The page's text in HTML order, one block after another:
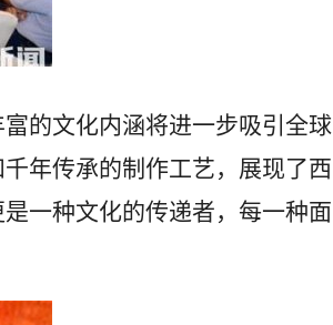
的文化内涵将进一步吸引全球
年传承的制作工艺，展现了西
一种文化的传递者，每一种面